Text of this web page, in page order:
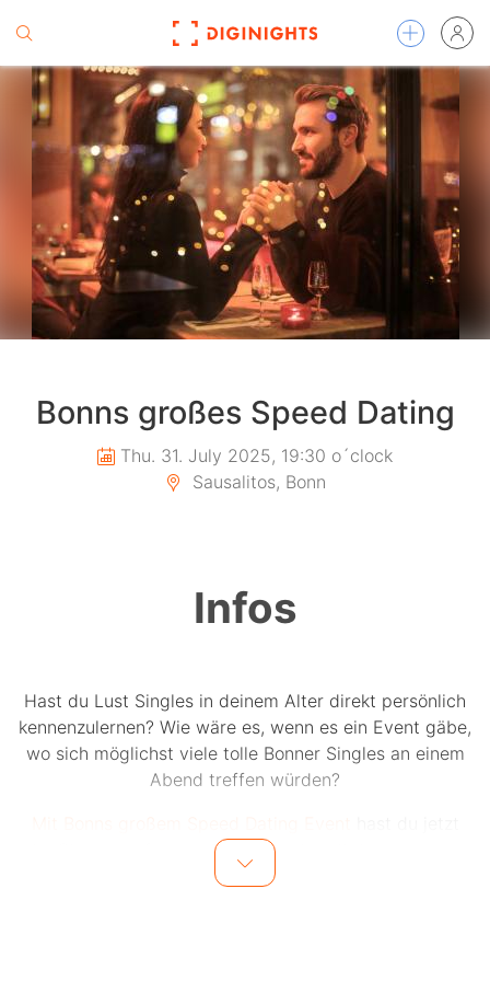
Bonns großes Speed Dating
Thu. 31. July 2025, 19:30 o´clock
Sausalitos, Bonn
Infos
Hast du Lust Singles in deinem Alter direkt persönlich
kennenzulernen? Wie wäre es, wenn es ein Event gäbe,
wo sich möglichst viele tolle Bonner Singles an einem
Abend treffen würden?
die Chance auf bis zu 15 einzigartige Dates an einem
Abend.